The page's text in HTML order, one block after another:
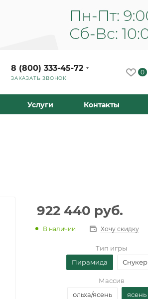
8 (800) 333-45-72
ЗАКАЗАТЬ ЗВОНОК
0
Услуги Контакты
922 440 руб.
В наличии Хочу скидку
Тип игры
Пирамида
Снукер
Массив
ольха/ясень
ясень